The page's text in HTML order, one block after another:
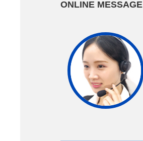
ONLINE MESSAGE